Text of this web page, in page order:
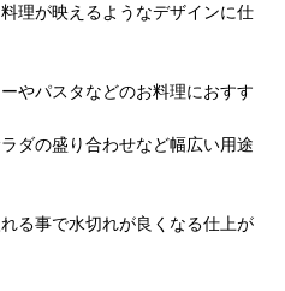
理が映えるようなデザインに仕
やパスタなどのお料理におすす
ダの盛り合わせなど幅広い用途
る事で水切れが良くなる仕上が